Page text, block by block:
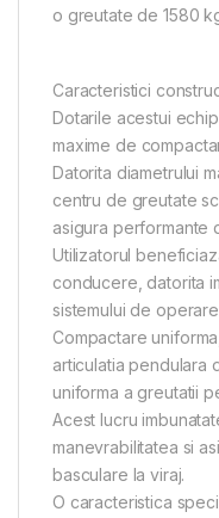
o greutate de 1580
Caracteristici
Dotarile acestui
maxime de
Datorita diametrului
centru de greutate
asigura performante
Utilizatorul
conducere, datorita
sistemului de
Compactare
articulatia pendulara
uniforma a greutatii
Acest lucru
manevrabilitatea si
basculare la viraj.
O caracteristica